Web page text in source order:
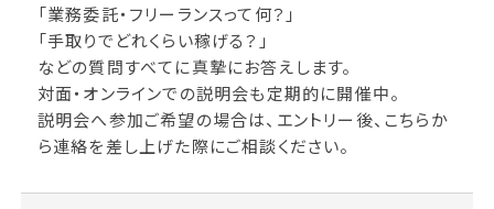
「業務委託・フリーランスって何？」
「手取りでどれくらい稼げる？」
などの質問すべてに真摯にお答えします。
対面・オンラインでの説明会も定期的に開催中。
説明会へ参加ご希望の場合は、エントリー後、こちらか
ら連絡を差し上げた際にご相談ください。